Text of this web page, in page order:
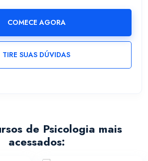
COMECE AGORA
TIRE SUAS DÚVIDAS
de Psicologia mais
acessados: